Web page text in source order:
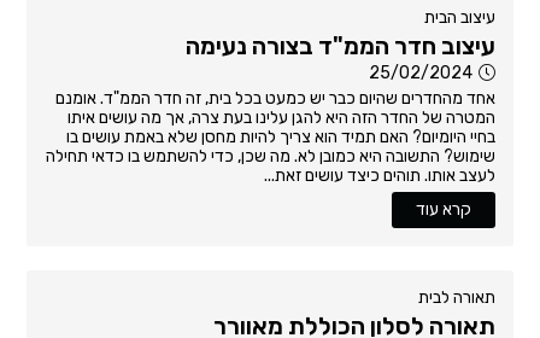
עיצוב הבית
עיצוב חדר הממ"ד בצורה נעימה
25/02/2024
אחד מהחדרים שהיום כבר יש כמעט בכל בית, זה חדר הממ"ד. אומנם
המטרה של החדר הזה היא להגן עלינו בעת צרה, אך מה עושים איתו
בחיי היומיום? האם תמיד הוא צריך להיות מחסן שלא באמת עושים בו
שימוש? התשובה היא כמובן לא. מה שכן, כדי להשתמש בו כדאי תחילה
לעצב אותו. תוהים כיצד עושים זאת...
קרא עוד
תאורה לבית
תאורה לסלון הכוללת מאוורר